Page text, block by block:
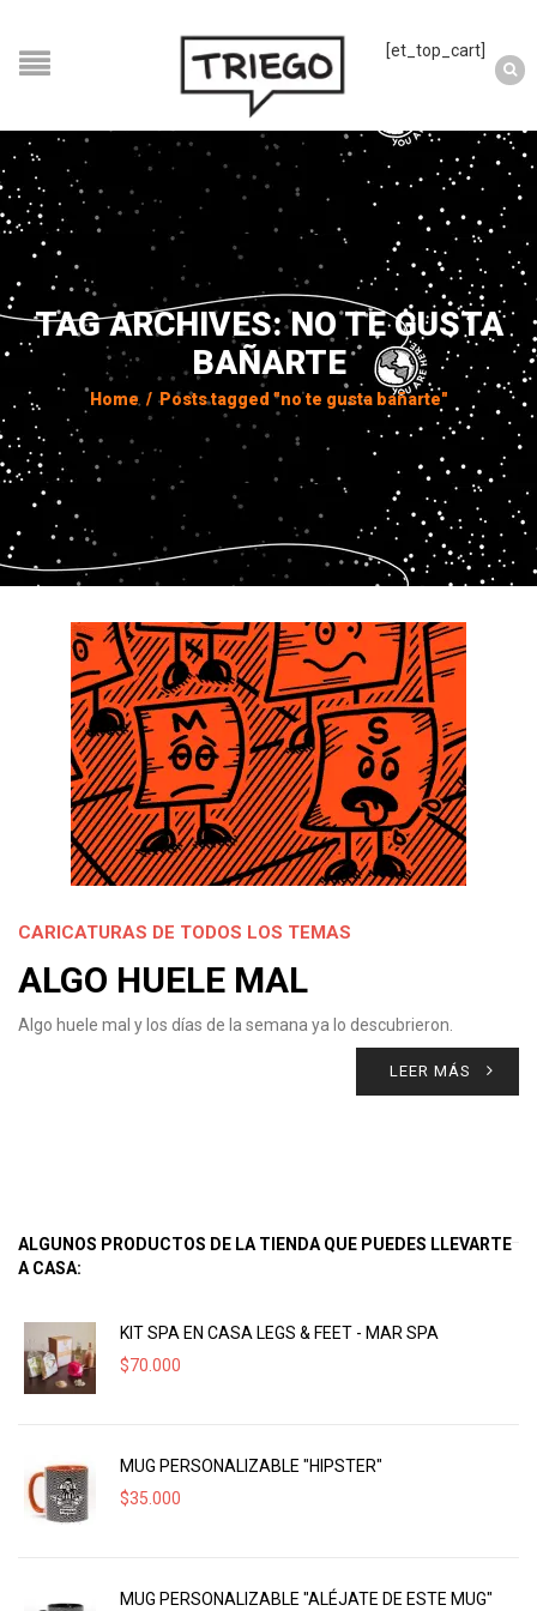
[et_top_cart]
TAG ARCHIVES: NO TE GUSTA
BAÑARTE
Home / Posts tagged "no te gusta bañarte"
CARICATURAS DE TODOS LOS TEMAS
ALGO HUELE MAL
Algo huele mal y los días de la semana ya lo descubrieron.
LEER MÁS
ALGUNOS PRODUCTOS DE LA TIENDA QUE PUEDES LLEVARTE
A CASA:
KIT SPA EN CASA LEGS & FEET - MAR SPA
$70.000
MUG PERSONALIZABLE "HIPSTER"
$35.000
MUG PERSONALIZABLE "ALÉJATE DE ESTE MUG"